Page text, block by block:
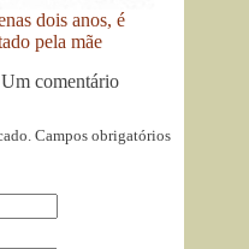
dois anos, é
pela mãe
Um comentário
Campos obrigatórios